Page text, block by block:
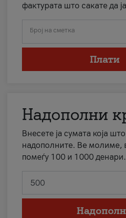
фактурата што сакате да
Број на сметка
Плати
Надополни
Внесете ја сумата која
надополните. Ве молиме,
помеѓу 100 и 1000 денари.